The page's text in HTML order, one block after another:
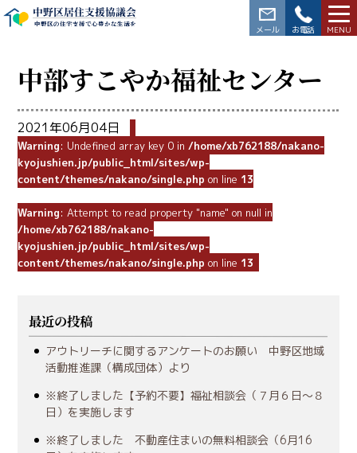
中野区居住支援協議会
中野区の住宅支援で心豊かな生活を
中部すこやか福祉センター
2021年06月04日
Warning: Undefined array key 0 in /home/xb762188/nakano-
kyojushien.jp/public_html/sites/wp-
content/themes/nakano/single.php on line 13
Warning: Attempt to read property "name" on null in
/home/xb762188/nakano-
kyojushien.jp/public_html/sites/wp-
content/themes/nakano/single.php on line 13
最近の投稿
アウトリーチに関するアンケートのお願い 中野区地域
活動推進課（構成団体）より
※終了しました【予約不要】福祉相談会（７月６日～８
日）を実施します
※終了しました 不動産住まいの無料相談会（6月16